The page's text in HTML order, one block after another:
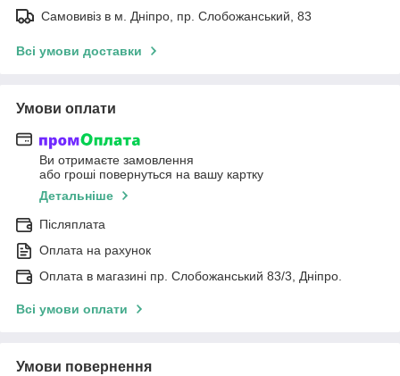
Самовивіз в м. Дніпро, пр. Слобожанський, 83
Всі умови доставки
Умови оплати
Ви отримаєте замовлення
або гроші повернуться на вашу картку
Детальніше
Післяплата
Оплата на рахунок
Оплата в магазині пр. Слобожанський 83/3, Дніпро.
Всі умови оплати
Умови повернення